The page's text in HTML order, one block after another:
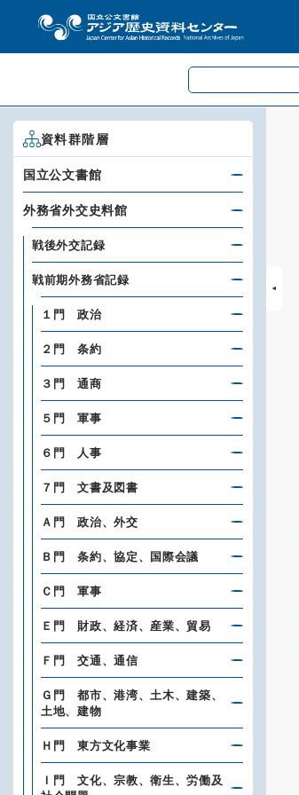
資料群階層
国立公文書館
外務省外交史料館
戦後外交記録
戦前期外務省記録
１門 政治
２門 条約
３門 通商
５門 軍事
６門 人事
７門 文書及図書
Ａ門 政治、外交
Ｂ門 条約、協定、国際会議
Ｃ門 軍事
Ｅ門 財政、経済、産業、貿易
Ｆ門 交通、通信
Ｇ門 都市、港湾、土木、建築、
土地、建物
Ｈ門 東方文化事業
Ｉ門 文化、宗教、衛生、労働及